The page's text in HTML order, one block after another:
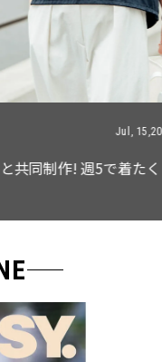
Jul, 15,2026
制作! 週5で着たく